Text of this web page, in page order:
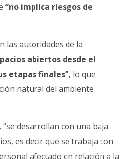
“no implica riesgos de
las autoridades de la
abiertos desde el
etapas finales”, lo que
natural del ambiente
“se desarrollan con una baja
es decir que se trabaja con
afectado en relación a la